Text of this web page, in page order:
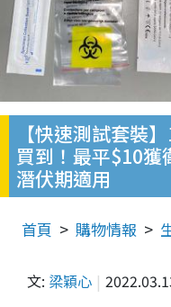
【快速測試套裝
買到！最平$10
潛伏期適用
首頁 購物情報
文: 梁穎心